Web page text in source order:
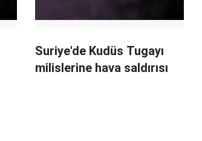
Suriye'de Kudüs Tugayı
milislerine hava saldırısı